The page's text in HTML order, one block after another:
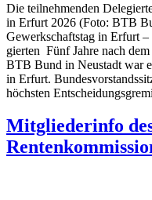
Die teil­neh­menden
in Erfurt 2026 (Foto: BTB
Gewerk­schaftstag in Erfurt
gierten Fünf Jahre nach
BTB Bund in Neustadt war
in Erfurt.
höchsten
Mitglie­der­info